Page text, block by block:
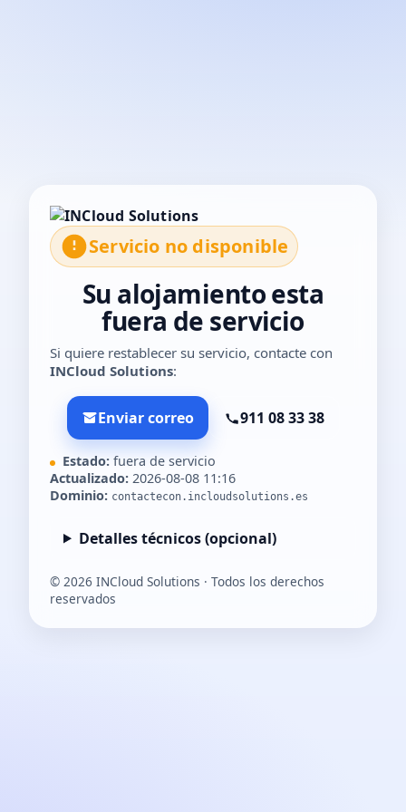
Servicio no disponible
Su alojamiento esta
fuera de servicio
Si quiere restablecer su servicio, contacte con
INCloud Solutions:
Enviar correo 911 08 33 38
Estado: fuera de servicio
Actualizado: 2026-08-08 11:16
Dominio: contactecon.incloudsolutions.es
Detalles técnicos (opcional)
© 2026 INCloud Solutions · Todos los derechos
reservados